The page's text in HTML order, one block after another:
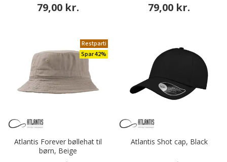
79,00 kr. 79,00 kr.
Restparti
Spar 42%
Atlantis Forever bøllehat til
børn, Beige
Atlantis Shot cap, Black